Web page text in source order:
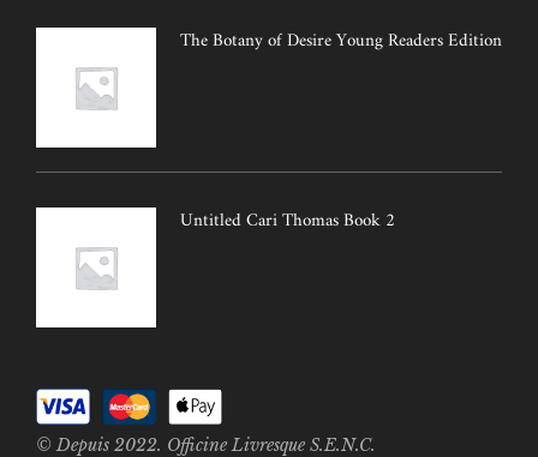
The Botany of Desire Young Readers Edition
Untitled Cari Thomas Book 2
© Depuis 2022. Officine Livresque S.E.N.C.